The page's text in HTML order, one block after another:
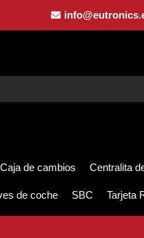
Caja de cambios Centralita
de coche SBC Tarjeta